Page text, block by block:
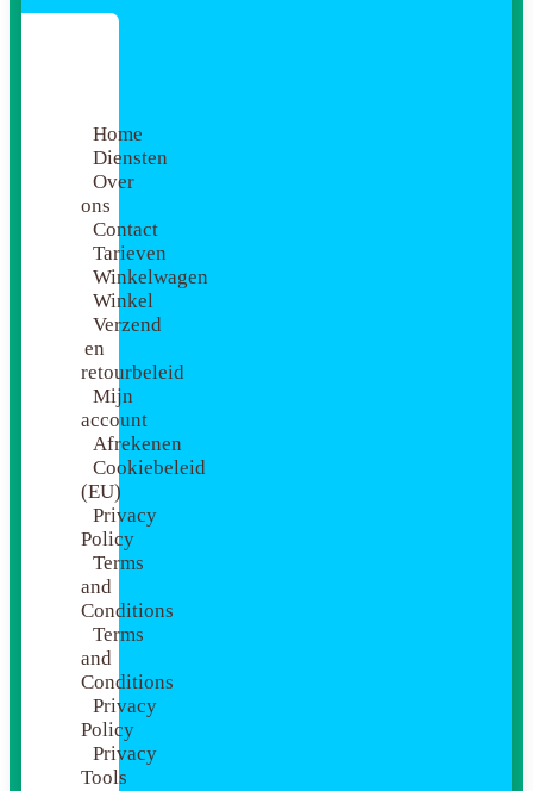
Home
Diensten
Over
ons
Contact
Tarieven
Winkelwagen
Winkel
Verzend
en
retourbeleid
Mijn
account
Afrekenen
Cookiebeleid
(EU)
Privacy
Policy
Terms
and
Conditions
Terms
and
Conditions
Privacy
Policy
Privacy
Tools